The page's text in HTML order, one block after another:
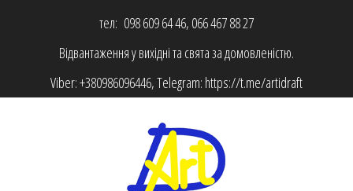
тел: 098 609 64 46, 066 467 88 27
Відвантаження у вихідні та свята за домовленістю.
Viber:+380986096446, Telegram: https://t.me/artidraft